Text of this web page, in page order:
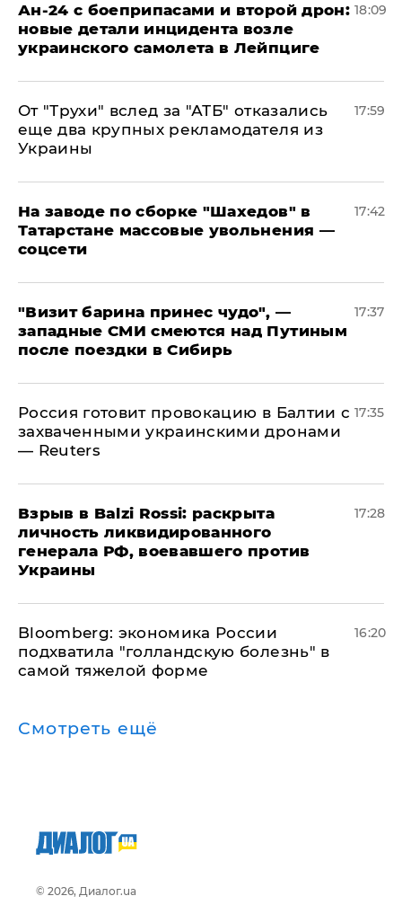
Ан-24 с боеприпасами и второй дрон:
новые детали инцидента возле
украинского самолета в Лейпциге
18:09
От "Трухи" вслед за "АТБ" отказались
еще два крупных рекламодателя из
Украины
17:59
На заводе по сборке "Шахедов" в
Татарстане массовые увольнения —
соцсети
17:42
"Визит барина принес чудо", —
западные СМИ смеются над Путиным
после поездки в Сибирь
17:37
​Россия готовит провокацию в Балтии с
захваченными украинскими дронами
— Reuters
17:35
​Взрыв в Balzi Rossi: раскрыта
личность ликвидированного
генерала РФ, воевавшего против
Украины
17:28
Bloomberg: экономика России
подхватила "голландскую болезнь" в
самой тяжелой форме
16:20
Смотреть ещё
© 2026, Диалог.ua